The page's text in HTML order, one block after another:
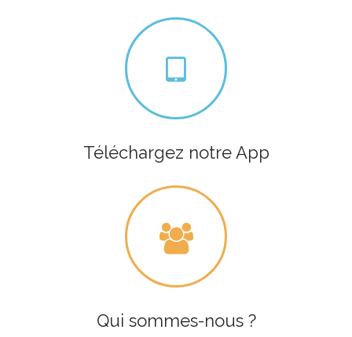
Téléchargez notre App
Qui sommes-nous ?